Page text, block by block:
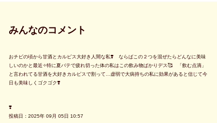
みんなのコメント
おチビの頃から甘酒とカルピス大好き人間な私❣️ ならばこの２つを混ぜたらどんなに美味
しいのかと最近✧特に夏バテで疲れ切った体の私はこの飲み物ばかりデス🥰 「飲む点滴」
と言われてる甘酒を大好きカルピスで割って…虚弱で大病持ちの私に効果があると信じて今
日も美味しくゴクゴク❣️
❣️
投稿日：2025年 09月 05日 10:57